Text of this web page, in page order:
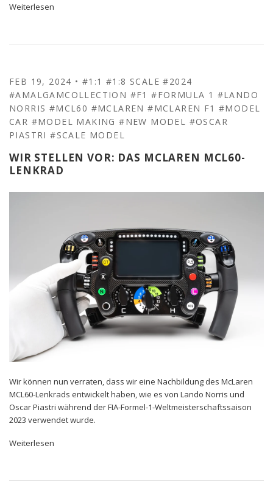
Weiterlesen
FEB 19, 2024 •#1:1 #1:8 SCALE #2024
#AMALGAMCOLLECTION #F1 #FORMULA 1 #LANDO
NORRIS #MCL60 #MCLAREN #MCLAREN F1 #MODEL
CAR #MODEL MAKING #NEW MODEL
#OSCAR
PIASTRI #SCALE MODEL
WIR STELLEN VOR: DAS MCLAREN MCL60-
LENKRAD
Wir können nun verraten, dass wir eine Nachbildung des McLaren
MCL60-Lenkrads entwickelt haben, wie es von Lando Norris und
Oscar Piastri während der FIA-Formel-1-Weltmeisterschaftssaison
2023 verwendet wurde.
Weiterlesen